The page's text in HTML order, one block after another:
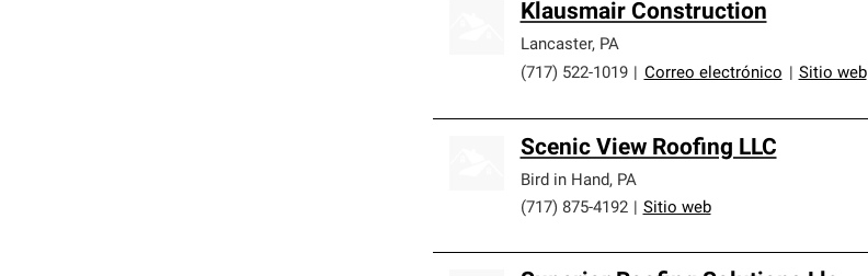
Klausmair Construction
Lancaster, PA
(717) 522-1019
Correo electrónico Sitio web
Scenic View Roofing LLC
Bird in Hand, PA
(717) 875-4192
Sitio web